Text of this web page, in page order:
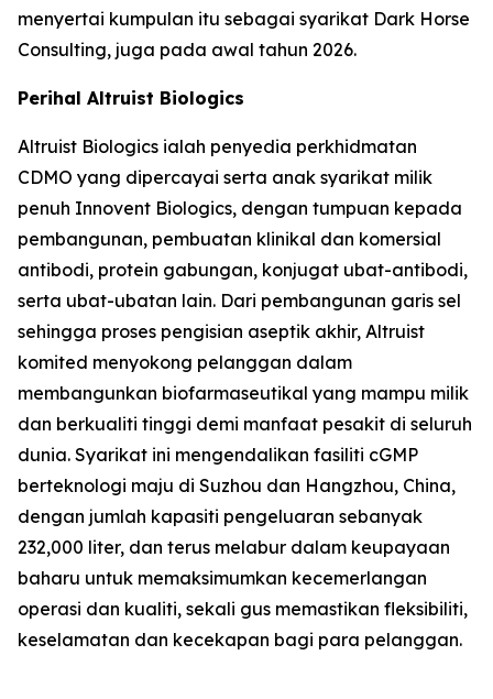
menyertai kumpulan itu sebagai syarikat Dark Horse
Consulting, juga pada awal tahun 2026.
Perihal Altruist Biologics
Altruist Biologics ialah penyedia perkhidmatan
CDMO yang dipercayai serta anak syarikat milik
penuh Innovent Biologics, dengan tumpuan kepada
pembangunan, pembuatan klinikal dan komersial
antibodi, protein gabungan, konjugat ubat-antibodi,
serta ubat-ubatan lain. Dari pembangunan garis sel
sehingga proses pengisian aseptik akhir, Altruist
komited menyokong pelanggan dalam
membangunkan biofarmaseutikal yang mampu milik
dan berkualiti tinggi demi manfaat pesakit di seluruh
dunia. Syarikat ini mengendalikan fasiliti cGMP
berteknologi maju di Suzhou dan Hangzhou, China,
dengan jumlah kapasiti pengeluaran sebanyak
232,000 liter, dan terus melabur dalam keupayaan
baharu untuk memaksimumkan kecemerlangan
operasi dan kualiti, sekali gus memastikan fleksibiliti,
keselamatan dan kecekapan bagi para pelanggan.